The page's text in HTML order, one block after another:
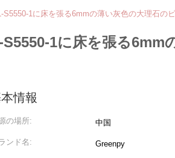
1に床を張る6mmの薄い灰色の大理石の
1に床を張る6mm
情報
の場所: 中国
ンド名: Greenpy